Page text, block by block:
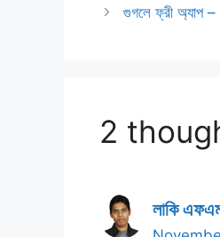
গুগলে ফ্রী অ্যাপ –
2
লাকি